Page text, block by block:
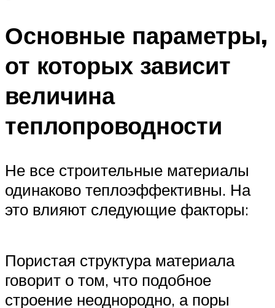
Основные параметры,
от которых зависит
величина
теплопроводности
Не все строительные материалы
одинаково теплоэффективны. На
это влияют следующие факторы:
Пористая структура материала
говорит о том, что подобное
строение неоднородно, а поры